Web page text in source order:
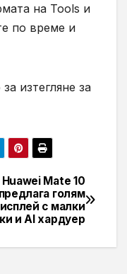
на Tools и
по време и
изтегляне за
Huawei Mate 10
предлага голям
с малки
и AI хардуер